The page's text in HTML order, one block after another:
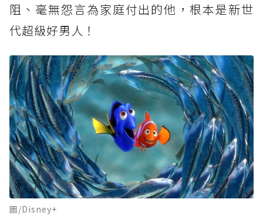
阻、毫無怨言為家庭付出的他，根本是新世
代超級好男人！
圖/Disney+